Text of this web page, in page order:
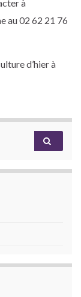
à
au 02 62 21 76
d’hier à